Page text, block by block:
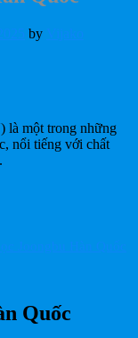
by
là một trong những
nổi tiếng với chất
Quốc